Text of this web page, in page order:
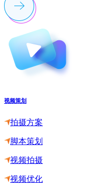
视频策划
拍摄方案
脚本策划
视频拍摄
视频优化